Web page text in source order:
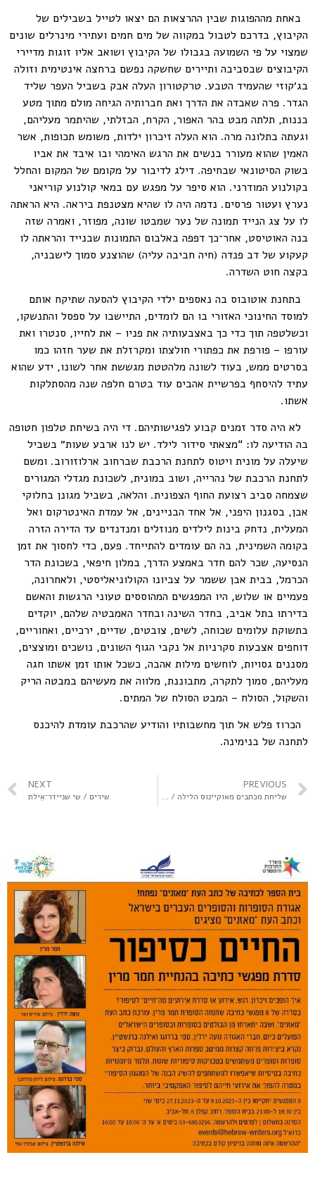
באחת מההפוגות שבין ההרצאות הם יצאו לטייל בשבילים של
הקיבוץ, בדרכם לטבול במקווה של מים חמים ועתירי מינרלים שונים
שמצוי על פי השמועה בגבולו של הקיבוץ ושואב אליו זוגות מדיירי
הקיבוצים שבסביבה ותיירים שחשקה נפשם ברחצה אינטימית וזולה
בג׳קוזי שהעמיד הטבע. טרקטורון העלה אבק בשביל העפר שליד
הגדר. פרה שאבדה את הדרך ואת חברותיה הגיחה מולם מתוך מטע
בננות, תלתה מבט בהר האפור, הקרח, הבזלתי, שהיתמר מעליהם,
וגעתה בתלונה מרה. הוא העלה זיכרון ילדות, משומש תכופות, אשר
האמין שהוא מעורר בנשים את הרגש האימהי ובו איבד את אביו
בשוק הסיטונאי שבחיפה. דילג לדיבור על מקומם של המקום והחלל
בקולנוע המודרני. הוא סיפר על מפגש עם במאי קולנוע קוריאני
נערץ ועטור פרסים. נדמה היה לו שהיא מצטנפת ביראה. היא הראתה
לו על צג הנייד תמונה של נער שמבטו שונה, מפוזר, ואמרה שזה
בנה האוטיסט, אחר־כך דפפה באלבום התמונות שבנייד והראתה לו
קעקוע של דב פנדה (חיה חביבה עליה) שהוצנע סמוך לישבניה,
בקצה חוט השדרה.
בתחנת אוטובוס בה נאספים ילדי הקיבוץ להסעה שתיקח אותם
למוסד החינוכי האזורי בו הם לומדים, התיישבו על ספסל והתנשקו,
וכשלטפה תוך כדי כך באצבעותיה את פניו – את לחייו, סנטרו ואת
עורפו – פורפת את כפתורי חולצתו ומקרזלת את שער חזהו כמו
בסרטים ממש, בעוד לשונה מלהטטת מגששת אחר לשונו, ידע שהוא
עתיד להיסחף בפרשיית אהבים עוד בטרם חלפה שנה מהסתלקות
אשתו.
לא היה סדר זמנים קבוע לפגישותיהם. די היה בשיחת טלפון חטופה
בה הודיעה לו: “מצאתי סידור לילד. יש לנו ארבע שעות״ בשביל
שיעלה על מונית ויטוס לתחנת הרכבת שברחוב ארלוזורוב. ומשם
לתחנת הרכבת של נהרייה, ושוב במונית, לשכונת מגדלי המגורים
שצמחה סביב רצועת החוף הצפונית. והלאה, בשביל מגונן בחלוקי
אבן, בסגנון היפני, אל אחד הבניינים, אל עמדת האינטרקום ואל
המעלית, נדחק בינות לילדים מנוזלים ומנדנדים עד הדירה הזרה
בקומה השמינית, בה הם עומדים להתייחד. פעם, כדי לחסוך את זמן
הנסיעה, שכר להם חדר באמצע הדרך, במלון חיפאי, בשכונת הדר
הכרמל, בבית אבן ששמר על צביונו הקולוניאליסטי, ולאחרונה,
פעמיים או שלוש, היו המפגשים המהוססים טעוני הרגשות והאשם
בדירתו בתל אביב, בחדר השינה ובחדר האמבטיה שלהם, יוקדים
בתשוקת עלומים שכוחה, לשים, צובטים, שדיים, ירכיים, ואחוריים,
דוחפים אצבעות סקרניות אל נקבי הגוף השונים, נושכים ומוצצים,
מסננים גסויות, לוחשים מילות אהבה, כשכל אותו זמן אשתו חגה
מעליהם, סמוך לתקרה, מתבוננת, מלווה את מעשיהם במבטה הריק
והשקול, הסולח – המבט הסולח של המתים.
הכרוז פלש אל תוך מחשבותיו והודיע שהרכבת עומדת להיכנס
לתחנה של בנימינה.
PREVIOUS
שליחת מכתבים מאוקיינוס הלילה / אוהד אוחיון
NEXT
שירים / שי שניידר־אֵילת